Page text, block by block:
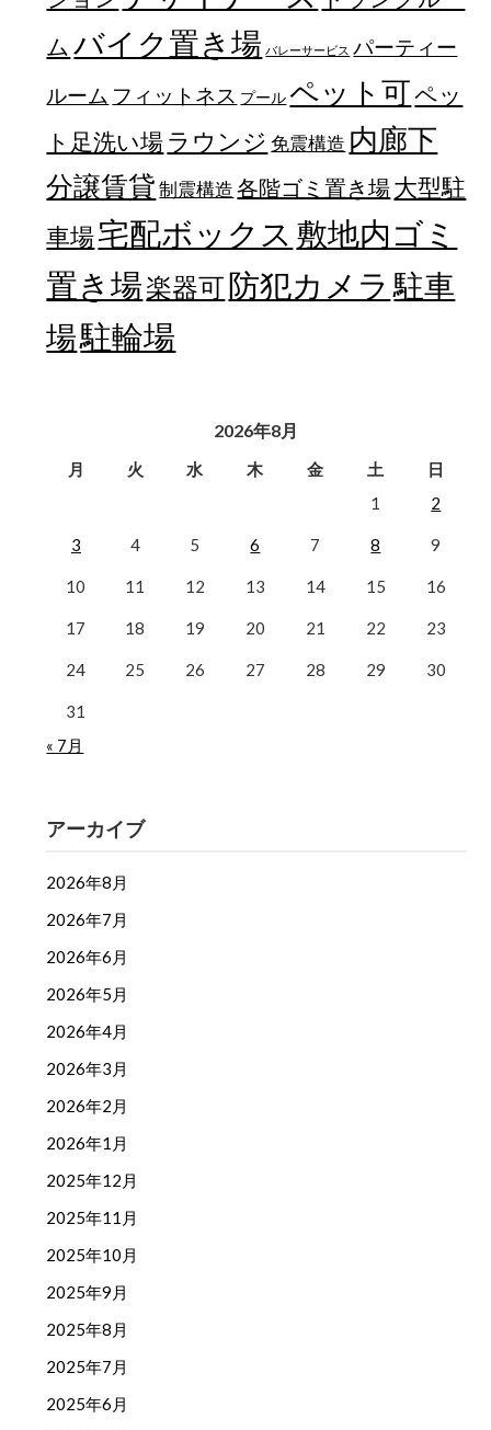
ム バイク置き場 バレーサービス パーティー
ルーム フィットネス プール ペット可ペッ
ト足洗い場 ラウンジ 免震構造 内廊下
分譲賃貸 制震構造 各階ゴミ置き場大型駐
車場宅配ボックス 敷地内ゴミ
置き場楽器可防犯カメラ 駐車
場駐輪場
2026年8月
月 火 水 木 金 土
日
1
2
3 4 5 6 7 8 9
10 11 12 13 14 15 16
17 18 19 20 21 22 23
24 25 26 27 28 29 30
31
« 7月
アーカイブ
2026年8月
2026年7月
2026年6月
2026年5月
2026年4月
2026年3月
2026年2月
2026年1月
2025年12月
2025年11月
2025年10月
2025年9月
2025年8月
2025年7月
2025年6月